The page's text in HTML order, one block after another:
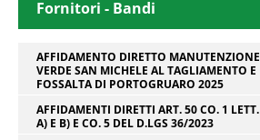
Fornitori - Bandi
AFFIDAMENTO DIRETTO MANUTENZIONE
VERDE SAN MICHELE AL TAGLIAMENTO E
FOSSALTA DI PORTOGRUARO 2025
AFFIDAMENTI DIRETTI ART. 50 CO. 1 LETT.
A) E B) E CO. 5 DEL D.LGS 36/2023